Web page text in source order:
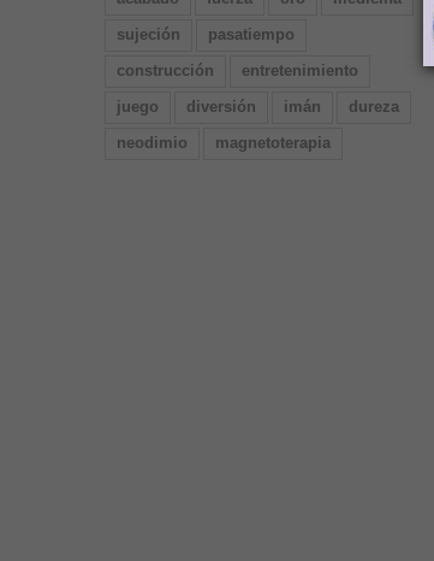
sujeción
pasatiempo
construcción
entretenimiento
juego
diversión imán
dureza
neodimio
magnetoterapia